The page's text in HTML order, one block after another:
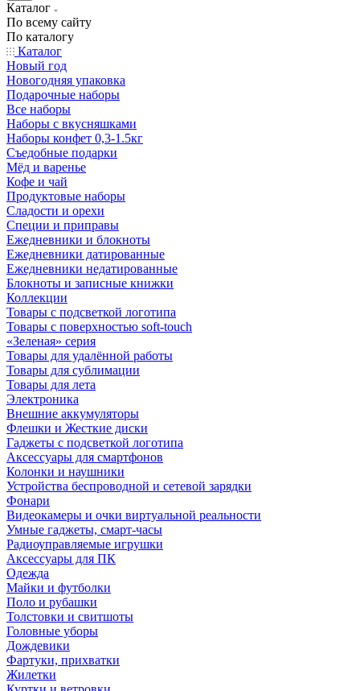
Каталог
По всему сайту
По каталогу
Каталог
Новый год
Новогодняя упаковка
Подарочные наборы
Все наборы
Наборы с вкусняшками
Наборы конфет 0,3-1.5кг
Съедобные подарки
Мёд и варенье
Кофе и чай
Продуктовые наборы
Сладости и орехи
Специи и приправы
Ежедневники и блокноты
Ежедневники датированные
Ежедневники недатированные
Блокноты и записные книжки
Коллекции
Товары с подсветкой логотипа
Товары с поверхностью soft-touch
«Зеленая» серия
Товары для удалённой работы
Товары для сублимации
Товары для лета
Электроника
Внешние аккумуляторы
Флешки и Жесткие диски
Гаджеты с подсветкой логотипа
Аксессуары для смартфонов
Колонки и наушники
Устройства беспроводной и сетевой зарядки
Фонари
Видеокамеры и очки виртуальной реальности
Умные гаджеты, смарт-часы
Радиоуправляемые игрушки
Аксессуары для ПК
Одежда
Майки и футболки
Поло и рубашки
Толстовки и свитшоты
Головные уборы
Дождевики
Фартуки, прихватки
Жилетки